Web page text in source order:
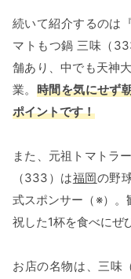
続いて紹介するのは
マトもつ鍋 三味（
舗あり、中でも天神
業。 時間を気にせず
ポイントです！
また、元祖トマトラ
（333）は福岡の野
式スポンサー（※）。
祝した1杯を食べにぜ
お店の名物は、三味